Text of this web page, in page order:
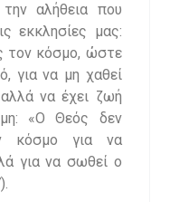
αλήθεια που
εκκλησίες μας:
τον κόσμο, ώστε
για να μη χαθεί
να έχει ζωή
«Ο Θεός δεν
κόσμο για να
για να σωθεί ο